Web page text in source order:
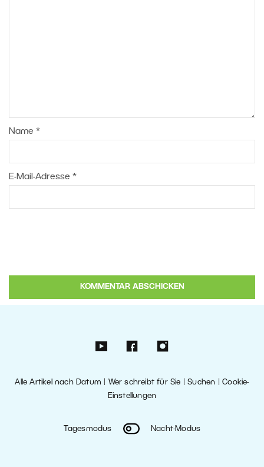
Name *
E-Mail-Adresse *
Alle Artikel nach Datum Wer schreibt für Sie |Suchen |Cookie-
Einstellungen
Tagesmodus Nacht-Modus